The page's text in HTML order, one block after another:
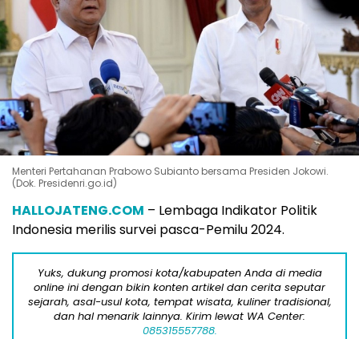
Menteri Pertahanan Prabowo Subianto bersama Presiden Jokowi.
(Dok. Presidenri.go.id)
HALLOJATENG.COM – Lembaga Indikator Politik
Indonesia merilis survei pasca-Pemilu 2024.
Yuks, dukung promosi kota/kabupaten Anda di media
online ini dengan bikin konten artikel dan cerita seputar
sejarah, asal-usul kota, tempat wisata, kuliner tradisional,
dan hal menarik lainnya. Kirim lewat WA Center:
085315557788.